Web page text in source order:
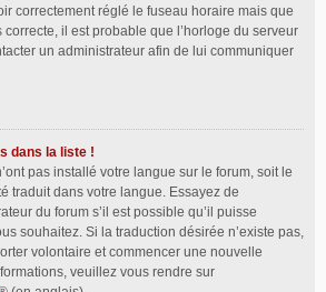
correctement réglé le fuseau horaire mais que
correcte, il est probable que l’horloge du serveur
un administrateur afin de lui communiquer
dans la liste !
pas installé votre langue sur le forum, soit le
traduit dans votre langue. Essayez de
du forum s’il est possible qu’il puisse
souhaitez. Si la traduction désirée n’existe pas,
volontaire et commencer une nouvelle
veuillez vous rendre sur